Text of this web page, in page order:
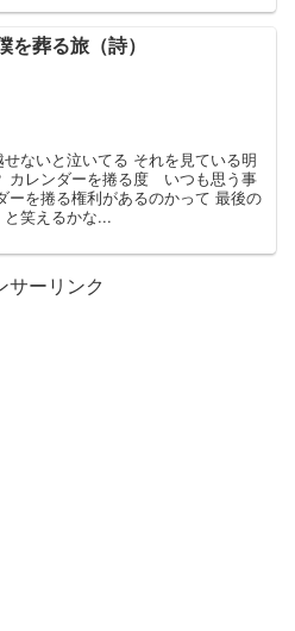
を葬る旅（詩）
ないと泣いてる それを見ている明
カレンダーを捲る度 いつも思う事
ーを捲る権利があるのかって 最後の
笑えるかな...
サーリンク